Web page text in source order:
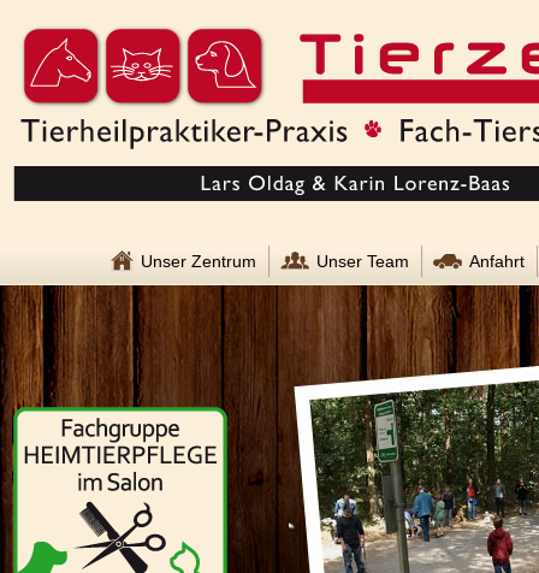
Unser Zentrum Unser Team Anfahrt